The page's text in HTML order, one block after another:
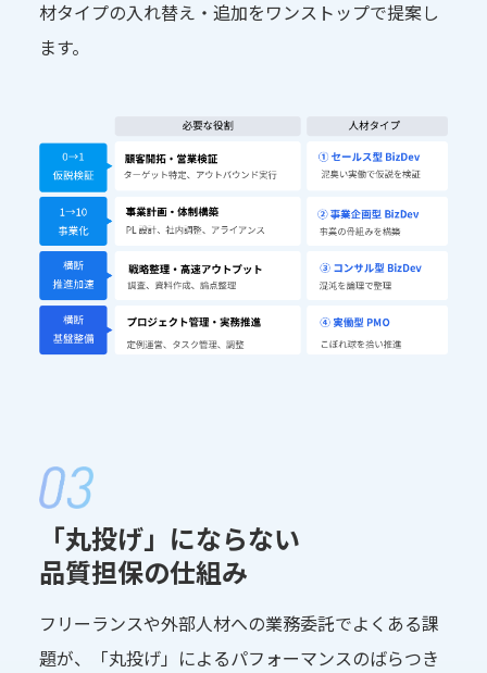
材タイプの入れ替え・追加をワンストップで提案し
ます。
「丸投げ」にならない
品質担保の仕組み
フリーランスや外部人材への業務委託でよくある課
題が、「丸投げ」によるパフォーマンスのばらつき